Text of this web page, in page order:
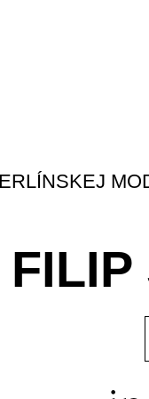
FILIP